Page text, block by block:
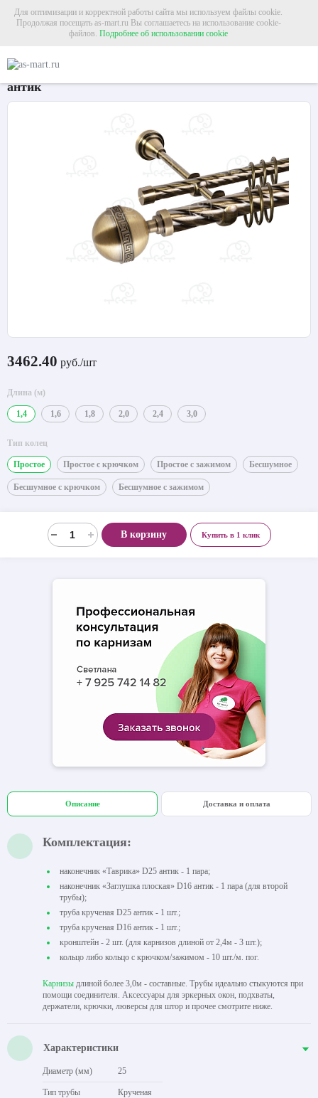
Для оптимизации и корректной работы сайта мы используем файлы cookie.
Продолжая посещать as-mart.ru Вы соглашаетесь на использование cookie-
файлов. Подробнее об использовании cookie
Карниз для штор двухрядный «Таврика» Ø25К/16К
антик
3462.40 руб./шт
Длина (м)
1,4 1,6 1,8 2,0 2,4 3,0
Тип колец
Простое Простое с крючком Простое с зажимом Бесшумное
Бесшумное с крючком Бесшумное с зажимом
В корзину Купить в 1 клик
Описание Доставка и оплата
Комплектация:
наконечник «Таврика» D25 антик - 1 пара;
наконечник «Заглушка плоская» D16 антик - 1 пара (для второй
трубы);
труба крученая D25 антик - 1 шт.;
труба крученая D16 антик - 1 шт.;
кронштейн - 2 шт. (для карнизов длиной от 2,4м - 3 шт.);
кольцо либо кольцо с крючком/зажимом - 10 шт./м. пог.
Карнизы длиной более 3,0м - составные. Трубы идеально стыкуются при
помощи соединителя. Аксессуары для эркерных окон, подхваты,
держатели, крючки, люверсы для штор и прочее смотрите ниже.
Характеристики
Диаметр (мм) 25
Тип трубы Крученая